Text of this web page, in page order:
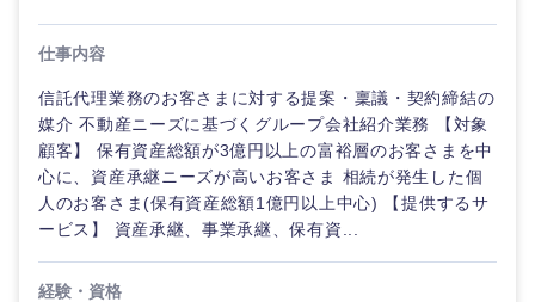
仕事内容
信託代理業務のお客さまに対する提案・稟議・契約締結の
媒介 不動産ニーズに基づくグループ会社紹介業務 【対象
顧客】 保有資産総額が3億円以上の富裕層のお客さまを中
心に、資産承継ニーズが高いお客さま 相続が発生した個
人のお客さま(保有資産総額1億円以上中心) 【提供するサ
ービス】 資産承継、事業承継、保有資...
経験・資格